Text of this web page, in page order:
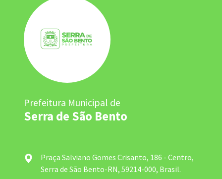
Prefeitura Municipal de
Serra de São Bento
Praça Salviano Gomes Crisanto, 186 - Centro,
Serra de São Bento-RN, 59214-000, Brasil.